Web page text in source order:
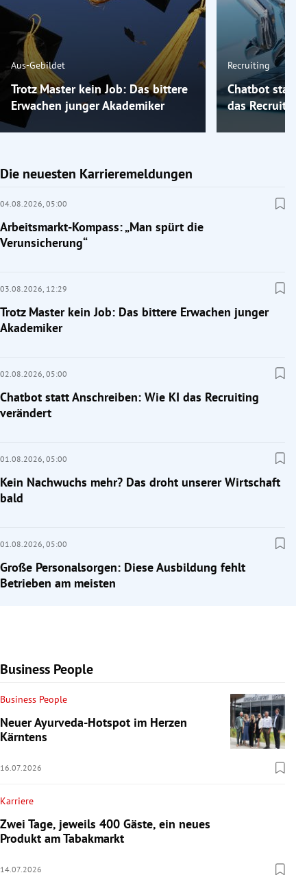
Aus-Gebildet
Trotz Master kein Job: Das bittere
Erwachen junger Akademiker
Recruiting
Chatbot statt
das
Die neuesten Karrieremeldungen
04.08.2026, 05:00
Arbeitsmarkt-Kompass: „Man spürt die
Verunsicherung“
03.08.2026, 12:29
Trotz Master kein Job: Das bittere Erwachen junger
Akademiker
02.08.2026, 05:00
Chatbot statt Anschreiben: Wie KI das Recruiting
verändert
01.08.2026, 05:00
Kein Nachwuchs mehr? Das droht unserer Wirtschaft
bald
01.08.2026, 05:00
Große Personalsorgen: Diese Ausbildung fehlt
Betrieben am meisten
Business People
Business People
Neuer Ayurveda-Hotspot im Herzen
Kärntens
16.07.2026
Karriere
Zwei Tage, jeweils 400 Gäste, ein neues
Produkt am Tabakmarkt
14.07.2026